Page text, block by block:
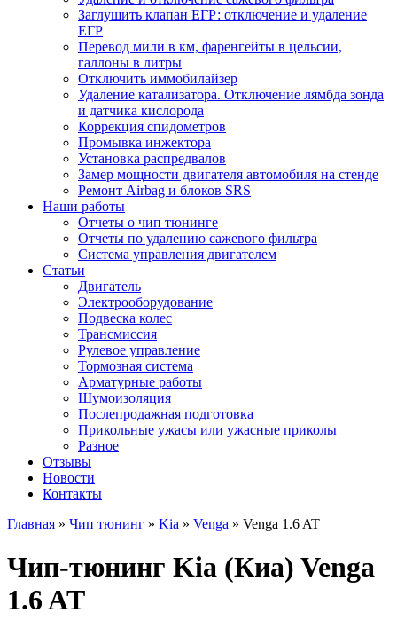
Заглушить клапан ЕГР: отключение и удаление
ЕГР
Перевод мили в км, фаренгейты в цельсии,
галлоны в литры
Отключить иммобилайзер
Удаление катализатора. Отключение лямбда зонда
и датчика кислорода
Коррекция спидометров
Промывка инжектора
Установка распредвалов
Замер мощности двигателя автомобиля на стенде
Ремонт Airbag и блоков SRS
Наши работы
Отчеты о чип тюнинге
Отчеты по удалению сажевого фильтра
Система управления двигателем
Статьи
Двигатель
Электрооборудование
Подвеска колес
Трансмиссия
Рулевое управление
Тормозная система
Арматурные работы
Шумоизоляция
Послепродажная подготовка
Прикольные ужасы или ужасные приколы
Разное
Отзывы
Новости
Контакты
Главная » Чип тюнинг » Kia » Venga » Venga 1.6 AT
Чип-тюнинг Kia (Киа) Venga
1.6 AT